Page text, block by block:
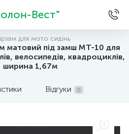
Вест"
для мото сидінь
матовий під замш MT-10 для
велосипедів, квадроциклів,
ширина 1,67м
Відгуки 0